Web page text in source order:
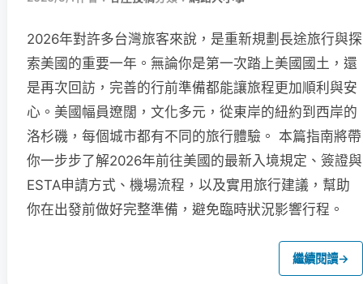
2026年對許多台灣旅客來說，是重新規劃長途旅行與探
索美國的重要一年。無論你是第一次踏上美國國土，還
是再次回訪，完善的行前準備都能讓旅程更加順利與安
心。美國幅員遼闊，文化多元，從東岸的紐約到西岸的
洛杉磯，每個城市都有不同的旅行體驗。 本篇指南將帶
你一步步了解2026年前往美國的最新入境規定、簽證與
ESTA申請方式、機場流程，以及實用旅行建議，幫助
你在出發前做好完整準備，避免臨時狀況影響行程。
繼續閱讀→